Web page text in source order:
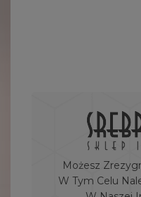
Możesz
W Tym Celu